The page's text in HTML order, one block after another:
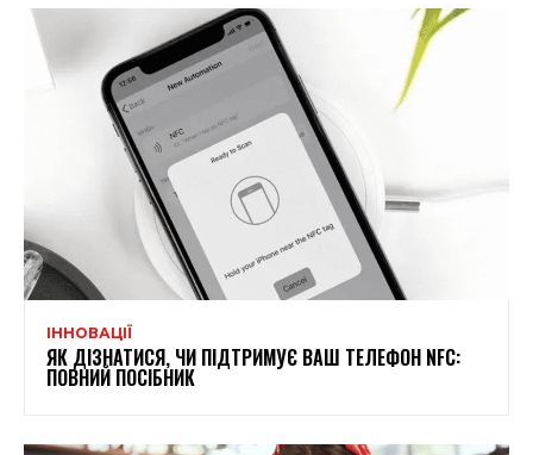
ІННОВАЦІЇ
ЯК ДІЗНАТИСЯ, ЧИ ПІДТРИМУЄ ВАШ ТЕЛЕФОН NFC:
ПОВНИЙ ПОСІБНИК